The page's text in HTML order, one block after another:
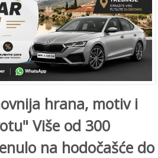
hrana, motiv i
Više od 300
na hodočašće do